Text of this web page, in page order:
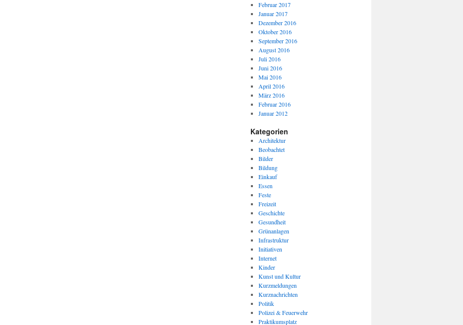
Februar 2017
Januar 2017
Dezember 2016
Oktober 2016
September 2016
August 2016
Juli 2016
Juni 2016
Mai 2016
April 2016
März 2016
Februar 2016
Januar 2012
Kategorien
Architektur
Beobachtet
Bilder
Bildung
Einkauf
Essen
Feste
Freizeit
Geschichte
Gesundheit
Grünanlagen
Infrastruktur
Initiativen
Internet
Kinder
Kunst und Kultur
Kurzmeldungen
Kurznachrichten
Politik
Polizei & Feuerwehr
Praktikumsplatz